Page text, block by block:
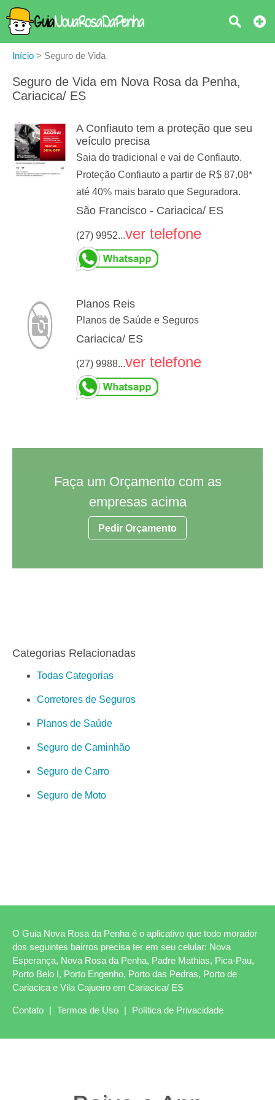
Início > Seguro de Vida
Seguro de Vida em Nova Rosa da Penha,
Cariacica/ ES
A Confiauto tem a proteção que seu
veículo precisa
Saia do tradicional e vai de Confiauto.
Proteção Confiauto a partir de R$ 87,08*
até 40% mais barato que Seguradora.
São Francisco - Cariacica/ ES
(27) 9952...ver telefone
Planos Reis
Planos de Saúde e Seguros
Cariacica/ ES
(27) 9988...ver telefone
Faça um Orçamento com as
empresas acima
Pedir Orçamento
Categorias Relacionadas
Todas Categorias
Corretores de Seguros
Planos de Saúde
Seguro de Caminhão
Seguro de Carro
Seguro de Moto
O Guia Nova Rosa da Penha é o aplicativo que todo morador
dos seguintes bairros precisa ter em seu celular: Nova
Esperança, Nova Rosa da Penha, Padre Mathias, Pica-Pau,
Porto Belo I, Porto Engenho, Porto das Pedras, Porto de
Cariacica e Vila Cajueiro em Cariacica/ ES
Contato | Termos de Uso | Política de Privacidade